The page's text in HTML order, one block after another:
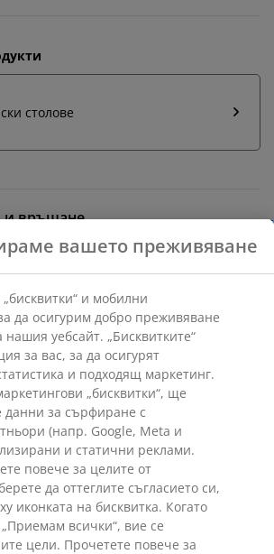
столове
и връщане
за доставка
по Ваш избор.
възглавница с издръжлива
стол с ниска облегалка. 51x100x4